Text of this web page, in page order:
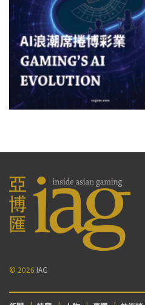
© 2026 IAG